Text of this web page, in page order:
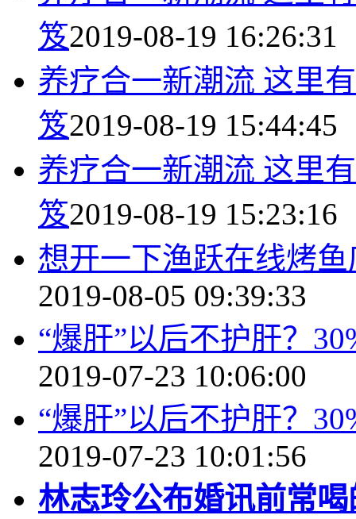
笈2019-08-19 16:26:31
养疗合一新潮流 这里
笈2019-08-19 15:44:45
养疗合一新潮流 这里
笈2019-08-19 15:23:16
想开一下渔跃在线烤
2019-08-05 09:39:33
“爆肝”以后不护肝？
2019-07-23 10:06:00
“爆肝”以后不护肝？
2019-07-23 10:01:56
林志玲公布婚讯前常